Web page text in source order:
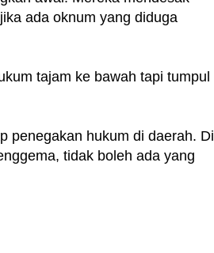
ada oknum yang diduga
tajam ke bawah tapi tumpul
penegakan hukum di daerah. Di
tidak boleh ada yang